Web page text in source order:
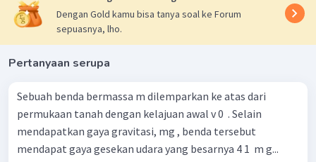
Dengan Gold kamu bisa tanya soal ke Forum
sepuasnya, lho.
Pertanyaan serupa
Sebuah benda bermassa m dilemparkan ke atas dari
permukaan tanah dengan kelajuan awal v 0 ​ . Selain
mendapatkan gaya gravitasi, mg , benda tersebut
mendapat gaya gesekan udara yang besarnya 4 1 ​ m g...